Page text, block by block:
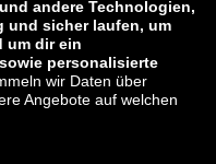
zalando-lounge.sk
zalando-lounge.hr